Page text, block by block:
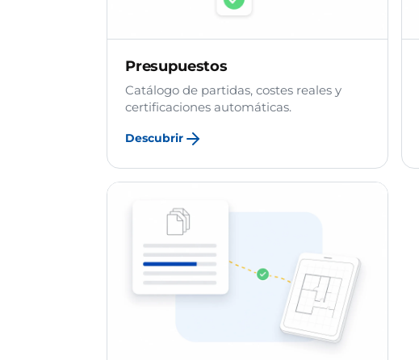
Presupuestos
Catálogo de partidas, costes reales y
certificaciones automáticas.
Descubrir